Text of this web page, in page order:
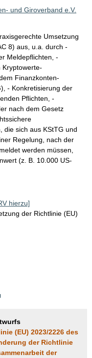
und Giroverband e.V.
Umsetzung
8) aus, u.a. durch -
Meldepflichten, -
Kryptowerte-
Finanzkonten-
- Konkretisierung der
Pflichten, -
nach dem Gesetz
die sich aus KStTG und
Regelung, nach der
werden müssen,
(z. B. 10.000 US-
hierzu]
der Richtlinie (EU)
(EU) 2023/2226 des
der Richtlinie
der